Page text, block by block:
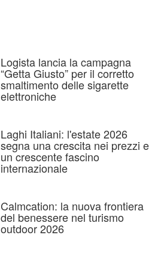
Logista lancia la campagna
“Getta Giusto” per il corretto
smaltimento delle sigarette
elettroniche
Laghi Italiani: l'estate 2026
segna una crescita nei prezzi e
un crescente fascino
internazionale
Calmcation: la nuova frontiera
del benessere nel turismo
outdoor 2026